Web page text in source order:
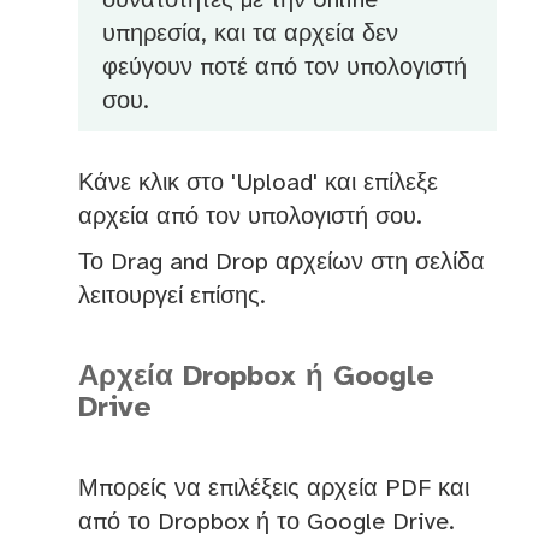
υπηρεσία, και τα αρχεία δεν
φεύγουν ποτέ από τον υπολογιστή
σου.
Κάνε κλικ στο 'Upload' και επίλεξε
αρχεία από τον υπολογιστή σου.
Το Drag and Drop αρχείων στη σελίδα
λειτουργεί επίσης.
Αρχεία Dropbox ή Google
Drive
Μπορείς να επιλέξεις αρχεία PDF και
από το Dropbox ή το Google Drive.